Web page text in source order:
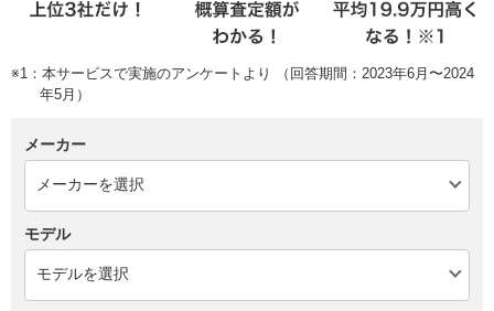
※1：本サービスで実施のアンケートより （回答期間：2023年6月〜2024
年5月）
メーカー
モデル